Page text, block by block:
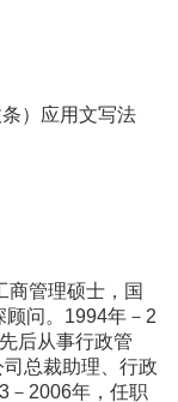
）应用文写法
商管理硕士，国
顾问。1994年－2
后从事行政管
总裁助理、行政
－2006年，任职